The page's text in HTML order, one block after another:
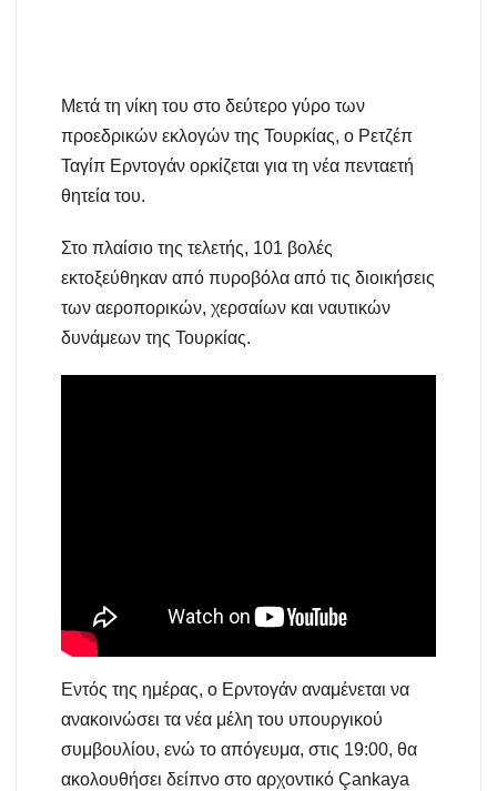
Μετά τη νίκη του στο δεύτερο γύρο των
προεδρικών εκλογών της Τουρκίας, ο Ρετζέπ
Ταγίπ Ερντογάν ορκίζεται για τη νέα πενταετή
θητεία του.
Στο πλαίσιο της τελετής, 101 βολές
εκτοξεύθηκαν από πυροβόλα από τις διοικήσεις
των αεροπορικών, χερσαίων και ναυτικών
δυνάμεων της Τουρκίας.
Εντός της ημέρας, ο Ερντογάν αναμένεται να
ανακοινώσει τα νέα μέλη του υπουργικού
συμβουλίου, ενώ το απόγευμα, στις 19:00, θα
ακολουθήσει δείπνο στο αρχοντικό Çankaya